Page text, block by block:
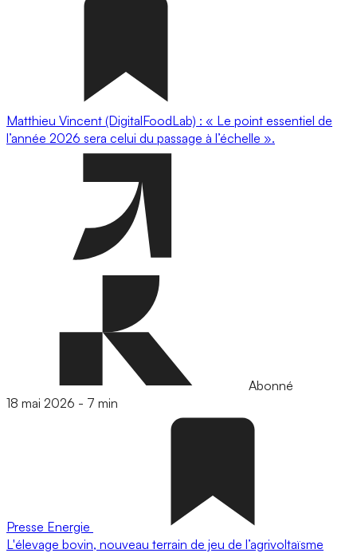
Matthieu Vincent (DigitalFoodLab) : « Le point essentiel de
l’année 2026 sera celui du passage à l’échelle ».
Abonné
18 mai 2026 - 7 min
Presse Energie
L'élevage bovin, nouveau terrain de jeu de l’agrivoltaïsme